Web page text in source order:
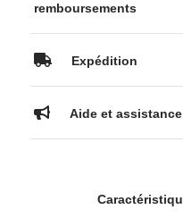
remboursements
Expédition
Aide et assistance